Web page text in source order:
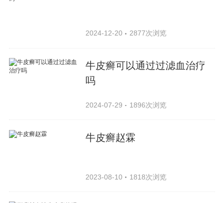
2024-12-20 2877次浏览
牛皮癣可以通过过滤血治疗
吗
2024-07-29 1896次浏览
牛皮癣赵霖
2023-08-10 1818次浏览